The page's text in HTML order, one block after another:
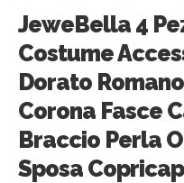
JeweBella 4
Costume
Dorato
Corona Fasce
Braccio Perla
Sposa